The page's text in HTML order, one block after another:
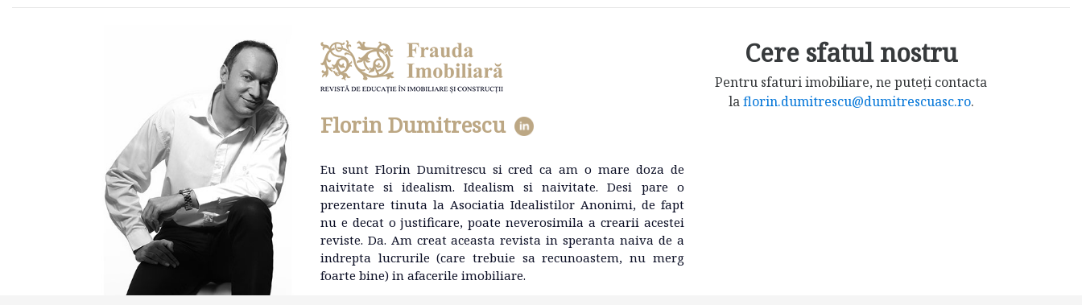
Florin Dumitrescu
Eu sunt Florin Dumitrescu si cred ca am o mare doza de
naivitate si idealism. Idealism si naivitate. Desi pare o
prezentare tinuta la Asociatia Idealistilor Anonimi, de fapt
nu e decat o justificare, poate neverosimila a crearii acestei
reviste. Da. Am creat aceasta revista in speranta naiva de a
indrepta lucrurile (care trebuie sa recunoastem, nu merg
foarte bine) in afacerile imobiliare.
Cere sfatul nostru
Pentru sfaturi imobiliare, ne puteți contacta
laflorin.dumitrescu@dumitrescuasc.ro.